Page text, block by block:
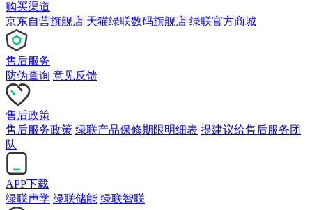
购买渠道
京东自营旗舰店 天猫绿联数码旗舰店 绿联官方商城
售后服务
防伪查询 意见反馈
售后政策
售后服务政策 绿联产品保修期限明细表 提建议给售后服务团
队
APP下载
绿联声学 绿联储能 绿联智联